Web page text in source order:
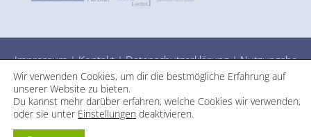
Impressum|Kontakt|Datenschutzerklärung|Nutzungsbe
dingungen
Wir verwenden Cookies, um dir die bestmögliche Erfahrung auf
unserer Website zu bieten.
Du kannst mehr darüber erfahren, welche Cookies wir verwenden,
oder sie unter Einstellungen deaktivieren.